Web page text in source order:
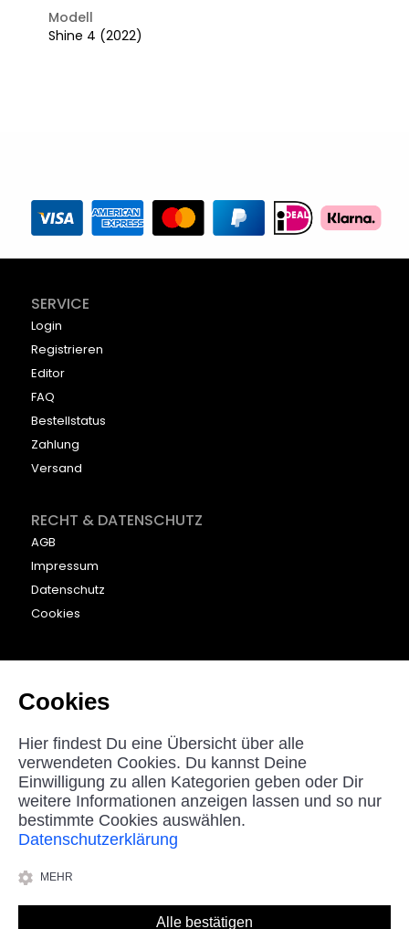
Modell
Shine 4 (2022)
SERVICE
Login
Registrieren
Editor
FAQ
Bestellstatus
Zahlung
Versand
RECHT & DATENSCHUTZ
AGB
Impressum
Datenschutz
Cookies
KONTAKT
beyounic GmbH
Nordstraße 27
33181 Bad Wünnenberg
Germany
helpdesk@beyounic.eu
*Alle Preise in Euro inkl. MwSt, zzgl. Versandkosten.
Cookies
Hier findest Du eine Übersicht über alle
verwendeten Cookies. Du kannst Deine
Einwilligung zu allen Kategorien geben oder Dir
weitere Informationen anzeigen lassen und so nur
bestimmte Cookies auswählen.
Datenschutzerklärung
MEHR
Alle bestätigen